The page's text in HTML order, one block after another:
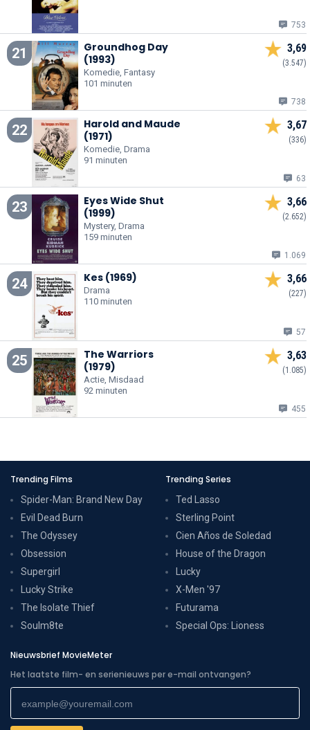
753
21
Groundhog Day
(1993)
Komedie, Fantasy
101 minuten
3,69
(3.547)
738
22
Harold and Maude
(1971)
Komedie, Drama
91 minuten
3,67
(336)
63
23
Eyes Wide Shut
(1999)
Mystery, Drama
159 minuten
3,66
(2.652)
1.069
24 Kes (1969)
Drama
110 minuten
3,66
(227)
57
25
The Warriors
(1979)
Actie, Misdaad
92 minuten
3,63
(1.085)
455
Trending Films
Spider-Man: Brand New Day
Evil Dead Burn
The Odyssey
Obsession
Supergirl
Lucky Strike
The Isolate Thief
Soulm8te
Trending Series
Ted Lasso
Sterling Point
Cien Años de Soledad
House of the Dragon
Lucky
X-Men '97
Futurama
Special Ops: Lioness
Nieuwsbrief MovieMeter
Het laatste film- en serienieuws per e-mail ontvangen?